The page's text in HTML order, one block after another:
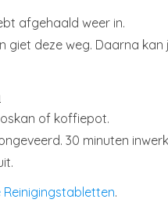
afgehaald weer in.
giet deze weg. Daarna kan
of koffiepot.
30 minuten
Reinigingstabletten.